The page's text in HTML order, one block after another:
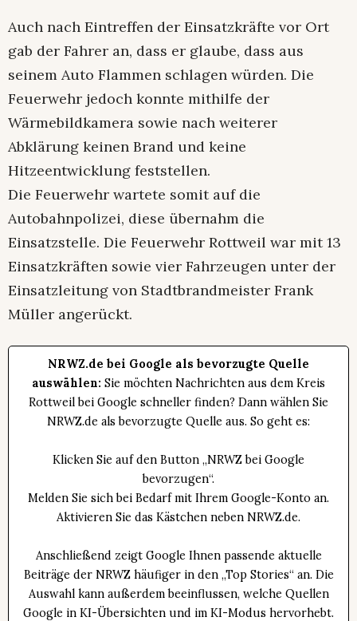
Auch nach Eintreffen der Einsatzkräfte vor Ort
gab der Fahrer an, dass er glaube, dass aus
seinem Auto Flammen schlagen würden. Die
Feuerwehr jedoch konnte mithilfe der
Wärmebildkamera sowie nach weiterer
Abklärung keinen Brand und keine
Hitzeentwicklung feststellen.
Die Feuerwehr wartete somit auf die
Autobahnpolizei, diese übernahm die
Einsatzstelle. Die Feuerwehr Rottweil war mit 13
Einsatzkräften sowie vier Fahrzeugen unter der
Einsatzleitung von Stadtbrandmeister Frank
Müller angerückt.
NRWZ.de bei Google als bevorzugte Quelle
auswählen: Sie möchten Nachrichten aus dem Kreis
Rottweil bei Google schneller finden? Dann wählen Sie
NRWZ.de als bevorzugte Quelle aus. So geht es:
Klicken Sie auf den Button „NRWZ bei Google
bevorzugen“.
Melden Sie sich bei Bedarf mit Ihrem Google-Konto an.
Aktivieren Sie das Kästchen neben NRWZ.de.
Anschließend zeigt Google Ihnen passende aktuelle
Beiträge der NRWZ häufiger in den „Top Stories“ an. Die
Auswahl kann außerdem beeinflussen, welche Quellen
Google in KI-Übersichten und im KI-Modus hervorhebt.